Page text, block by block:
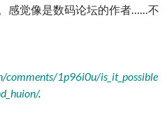
感觉像是数码论坛的作者……不
1p96i0u/is_it_possible
.